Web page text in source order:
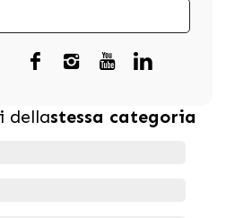
dellastessa categoria